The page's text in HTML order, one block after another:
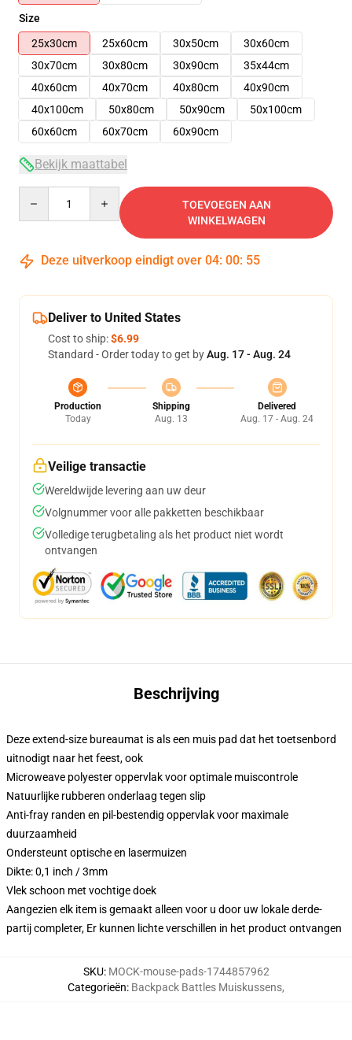
Size
25x30cm
25x60cm 30x50cm
30x60cm
30x70cm
30x80cm 30x90cm
35x44cm
40x60cm
40x70cm 40x80cm
40x90cm
40x100cm
50x80cm 50x90cm
50x100cm
60x60cm
60x70cm 60x90cm
Bekijk maattabel
TOEVOEGEN AAN
WINKELWAGEN
Deze uitverkoop eindigt over 04: 00: 54
Deliver to United States
Cost to ship:$6.99
Standard - Order today to get byAug. 17 - Aug. 24
Production
Today
Shipping
Aug. 13
Delivered
Aug. 17 - Aug. 24
Veilige transactie
Wereldwijde levering aan uw deur
Volgnummer voor alle pakketten beschikbaar
Volledige terugbetaling als het product niet wordt
ontvangen
Beschrijving
Deze extend-size bureaumat is als een muis pad dat het toetsenbord
uitnodigt naar het feest, ook
Microweave polyester oppervlak voor optimale muiscontrole
Natuurlijke rubberen onderlaag tegen slip
Anti-fray randen en pil-bestendig oppervlak voor maximale
duurzaamheid
Ondersteunt optische en lasermuizen
Dikte: 0,1 inch / 3mm
Vlek schoon met vochtige doek
Aangezien elk item is gemaakt alleen voor u door uw lokale derde-
partij completer, Er kunnen lichte verschillen in het product ontvangen
SKU: MOCK-mouse-pads-1744857962
Categorieën: Backpack Battles Muiskussens,